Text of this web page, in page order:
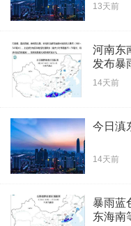
13天前
河南东
发布暴
14天前
今日滇
14天前
暴雨蓝
东海南